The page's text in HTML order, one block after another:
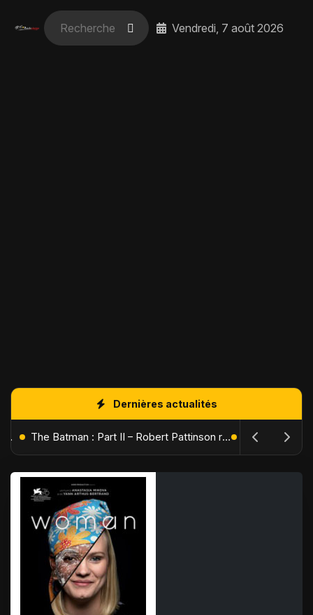
Vendredi, 7 août 2026
Dernières actualités
L'Âge de Glace : Le Réveil du Volcan – Manny, Sid et Diego de retour pour une aventure explosive The Batman : Part II – Robert Pattinson replonge dans les ténèbres de Gotham dès octobre 2027